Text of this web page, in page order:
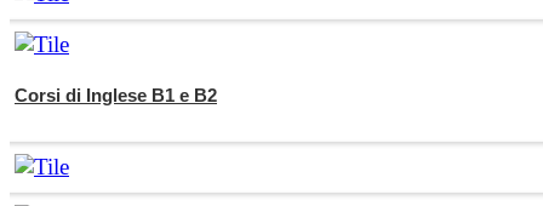
Corsi di Inglese B1 e B2